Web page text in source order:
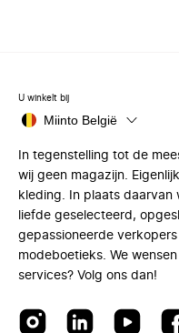
U winkelt bij
Miinto België
In tegenstelling tot de
wij geen magazijn.
kleding. In plaats
liefde geselecteerd,
gepassioneerde
modeboetieks. We
services? Volg ons dan!